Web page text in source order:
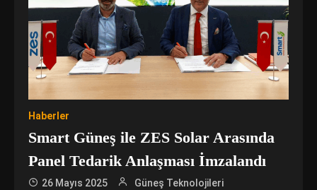
Haberler
Smart Güneş ile ZES Solar Arasında
Panel Tedarik Anlaşması İmzalandı
26 Mayıs 2025 Güneş Teknolojileri